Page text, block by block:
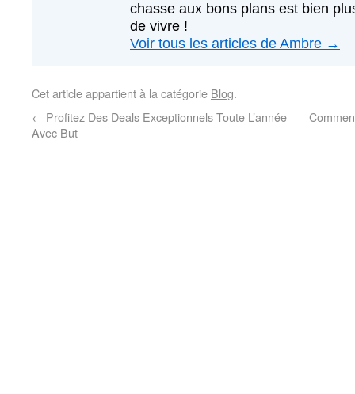
chasse aux bons plans est bien
de vivre !
Voir tous les articles de Ambre →
Cet article appartient à la catégorie Blog.
← Profitez Des Deals Exceptionnels Toute L’année
Avec But